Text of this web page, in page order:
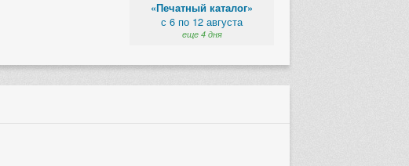
«Печатный каталог»
с 6 по 12 августа
еще 4 дня